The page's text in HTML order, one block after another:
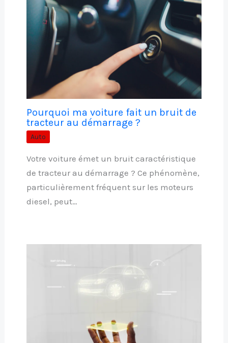
Pourquoi ma voiture fait un bruit de
tracteur au démarrage ?
Auto
Votre voiture émet un bruit caractéristique
de tracteur au démarrage ? Ce phénomène,
particulièrement fréquent sur les moteurs
diesel, peut…